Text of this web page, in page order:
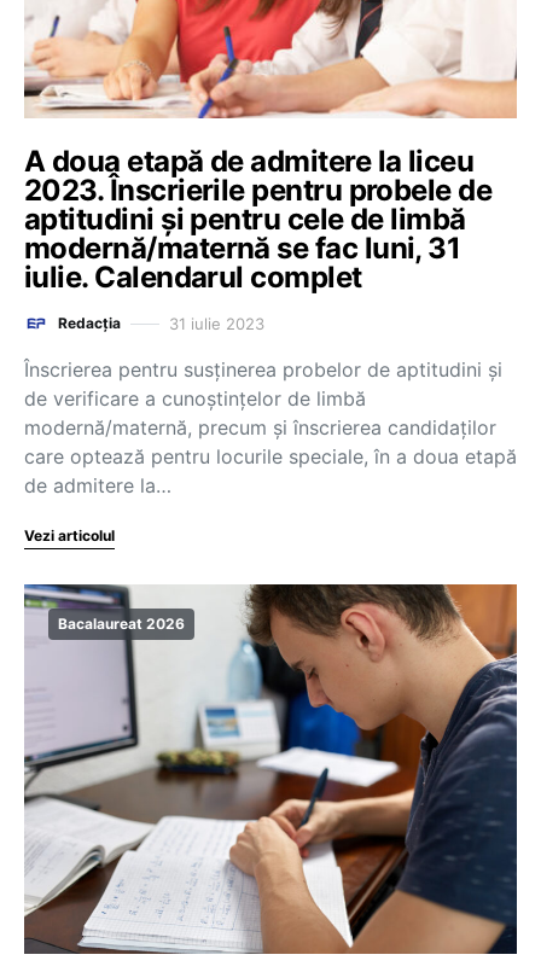
A doua etapă de admitere la liceu
2023. Înscrierile pentru probele de
aptitudini și pentru cele de limbă
modernă/maternă se fac luni, 31
iulie. Calendarul complet
Redacția 31 iulie 2023
Înscrierea pentru susținerea probelor de aptitudini și
de verificare a cunoștințelor de limbă
modernă/maternă, precum și înscrierea candidaților
care optează pentru locurile speciale, în a doua etapă
de admitere la…
Vezi articolul
Bacalaureat 2026